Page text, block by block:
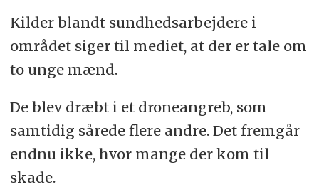
Kilder blandt sundhedsarbejdere i
området siger til mediet, at der er tale om
to unge mænd.
De blev dræbt i et droneangreb, som
samtidig sårede flere andre. Det fremgår
endnu ikke, hvor mange der kom til
skade.